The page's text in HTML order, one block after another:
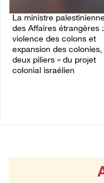
La ministre
des Affaires étrangères :
violence des colons et
expansion des colonies,
deux piliers » du projet
colonial israélien